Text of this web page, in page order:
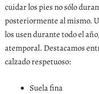
cuidar los pies no sólo
posteriormente al mismo.
los usen durante todo el
atemporal. Destacamos
calzado respetuoso:
Suela fina